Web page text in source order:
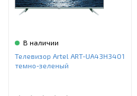
В наличии
Телевизор Artel ART-UA43H3401
темно-зеленый